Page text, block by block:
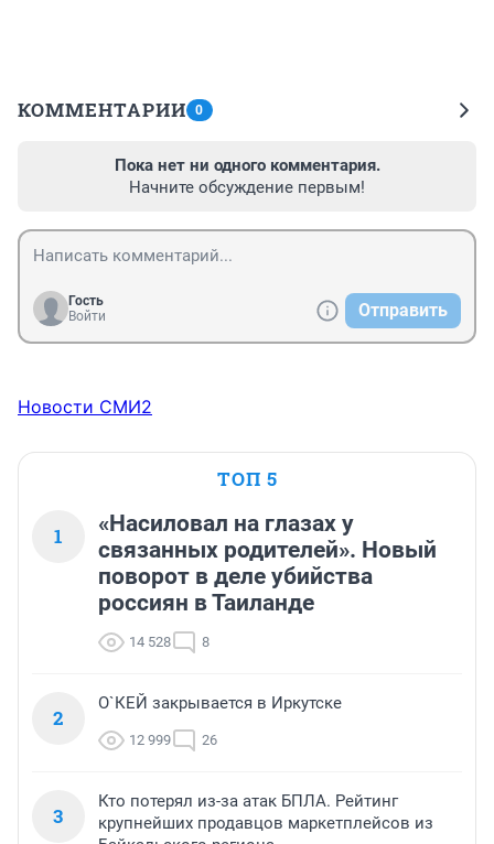
КОММЕНТАРИИ 0
Пока нет ни одного комментария.
Начните обсуждение первым!
Гость
Войти
Отправить
Новости СМИ2
ТОП 5
1
«Насиловал на глазах у
связанных родителей». Новый
поворот в деле убийства
россиян в Таиланде
14 528 8
2
О`КЕЙ закрывается в Иркутске
12 999 26
3
Кто потерял из-за атак БПЛА. Рейтинг
крупнейших продавцов маркетплейсов из